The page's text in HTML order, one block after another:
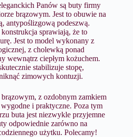
Panów są buty firmy
brązowym. Jest to obuwie na
antypoślizgową podeszwą.
sprawiają, że to
Jest to model wykonany z
z cholewką ponad
wewnątrz ciepłym kożuchem.
stabilizuje stopę,
zimowych kontuzji.
z ozdobnym zamkiem
i praktyczne. Poza tym
buta jest niezwykle przyjemne
odpowiednie zarówno na
użytku. Polecamy!